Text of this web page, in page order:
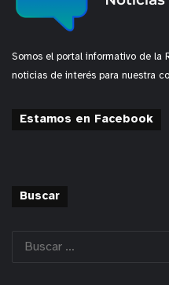
Somos el portal informativo de la
noticias de interés para nuestra
Estamos en Facebook
Buscar